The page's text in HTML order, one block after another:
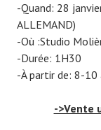
-Quand: 28
ALLEMAND)
-Où :Studio
-Durée: 1H30
-À partir de: 8-10
->Vente